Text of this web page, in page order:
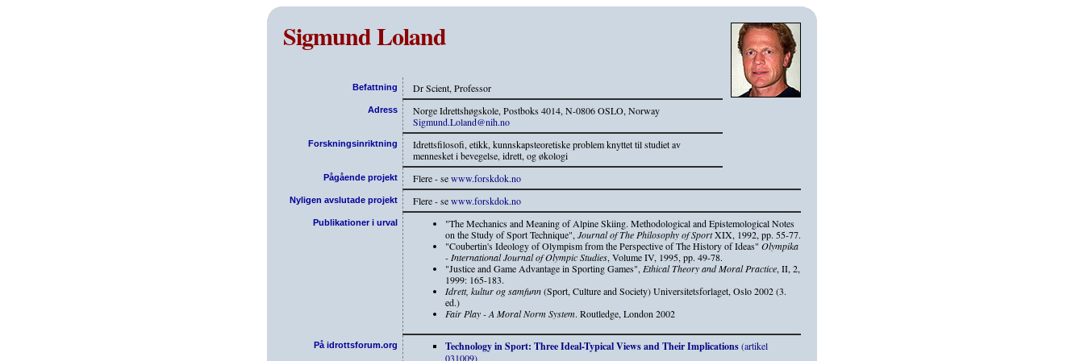
Sigmund Loland
Befattning Dr Scient, Professor
Adress
Norge Idrettshøgskole, Postboks 4014, N-0806 OSLO, Norway
Sigmund.Loland@nih.no
Forskningsinriktning
Idrettsfilosofi, etikk, kunnskapsteoretiske problem knyttet til studiet av
mennesket i bevegelse, idrett, og økologi
Pågående projekt Flere - sewww.forskdok.no
Nyligen avslutade projekt Flere - sewww.forskdok.no
Publikationer i urval
"The Mechanics and Meaning of Alpine Skiing. Methodological and Epistemological Notes
on the Study of Sport Technique", Journal of The Philosophy of SportXIX, 1992, pp. 55-77.
"Coubertin's Ideology of Olympism from the Perspective of The History of Ideas" Olympika
- International Journal of Olympic Studies, Volume IV, 1995, pp. 49-78.
"Justice and Game Advantage in Sporting Games", Ethical Theory and Moral Practice, II, 2,
1999: 165-183.
Idrett, kultur og samfunn(Sport, Culture and Society) Universitetsforlaget, Oslo 2002 (3.
ed.)
Fair Play - A Moral Norm System. Routledge, London 2002
På idrottsforum.org Technology in Sport: Three Ideal-Typical Views and Their Implications(artikel
031009)